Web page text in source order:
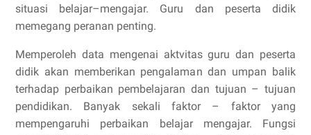
situasi belajar–mengajar. Guru dan peserta didik
memegang peranan penting.
Memperoleh data mengenai aktvitas guru dan peserta
didik akan memberikan pengalaman dan umpan balik
terhadap perbaikan pembelajaran dan tujuan – tujuan
pendidikan. Banyak sekali faktor – faktor yang
mempengaruhi perbaikan belajar mengajar. Fungsi